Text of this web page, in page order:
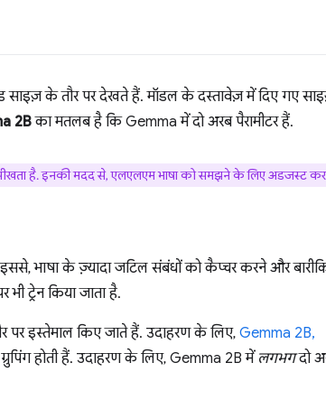
साइज़ के तौर पर देखते हैं. मॉडल के दस्तावेज़ में दिए गए
2Bका मतलब है कि Gemma में दो अरब पैरामीटर हैं.
सीखता है. इनकी मदद से, एलएलएम भाषा को समझने के लिए अडजस्ट
भाषा के ज़्यादा जटिल संबंधों को कैप्चर करने और
ट्रेन किया जाता है.
इस्तेमाल किए जाते हैं. उदाहरण के लिए, Gemma 2B,
होती हैं. उदाहरण के लिए, Gemma 2B में लगभगदो